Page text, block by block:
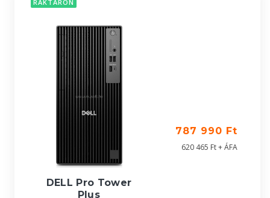
RAKTÁRON
DELL Pro Tower
Plus
787 990 Ft
620 465 Ft + ÁFA